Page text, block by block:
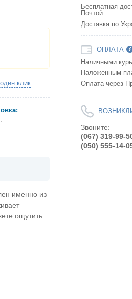
клик
именно из
ощутить
Бесплатная
Почтой
Доставка по
ОПЛАТА
Наличными
Наложенным
Оплата через
Звоните:
(067) 319-99-
(050) 555-14-